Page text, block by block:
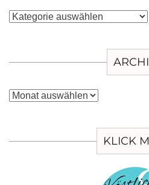
Kategorien
Archiv
KLICK